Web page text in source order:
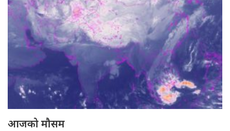
आजको मौसम